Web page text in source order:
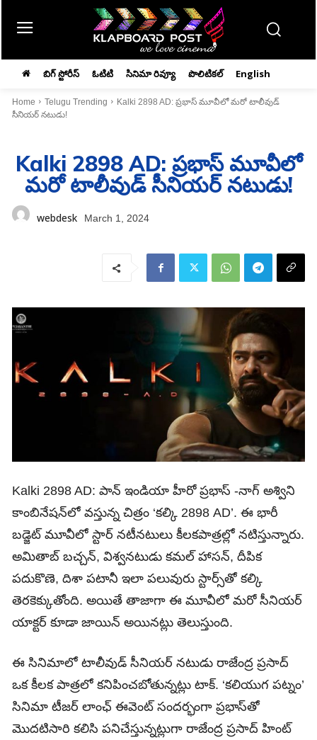
బిగ్ స్టోరీస్ ఓటిటి సినిమా రివ్యూ పొలిటికల్ English
Home Telugu Trending
Kalki 2898 AD: ప్రభాస్ మూవీలో మరో టాలీవుడ్‌
సీనియర్‌ నటుడు!
Kalki 2898 AD: ప్రభాస్ మూవీలో
మరో టాలీవుడ్‌ సీనియర్‌ నటుడు!
webdesk March 1, 2024
Kalki 2898 AD: పాన్‌ ఇండియా హీరో ప్రభాస్‌ -నాగ్ అశ్విని
కాంబినేషన్‌లో వస్తున్న చిత్రం ‘కల్కి 2898 AD’. ఈ భారీ
బడ్జెట్ మూవీలో స్టార్‌ నటీనటులు కీలకపాత్రల్లో నటిస్తున్నారు.
అమితాబ్ బచ్చన్, విశ్వనటుడు కమల్ హాసన్, దీపిక
పదుకొణె, దిశా పటానీ ఇలా పలువురు స్టార్స్‌తో కల్కి
తెరకెక్కుతోంది. అయితే తాజాగా ఈ మూవీలో మరో సీనియర్
యాక్టర్ కూడా జాయిన్ అయినట్లు తెలుస్తుంది.
ఈ సినిమాలో టాలీవుడ్‌ సీనియర్‌ నటుడు రాజేంద్ర ప్రసాద్
ఒక కీలక పాత్రలో కనిపించబోతున్నట్లు టాక్‌. ‘కలియుగ పట్నం’
సినిమా టీజర్ లాంఛ్ ఈవెంట్ సందర్భంగా ప్రభాస్‌తో
మొదటిసారి కలిసి పనిచేస్తున్నట్లుగా రాజేంద్ర ప్రసాద్ హింట్